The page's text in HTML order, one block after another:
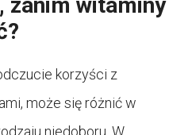
korzyści z
może się różnić w
niedoboru. W